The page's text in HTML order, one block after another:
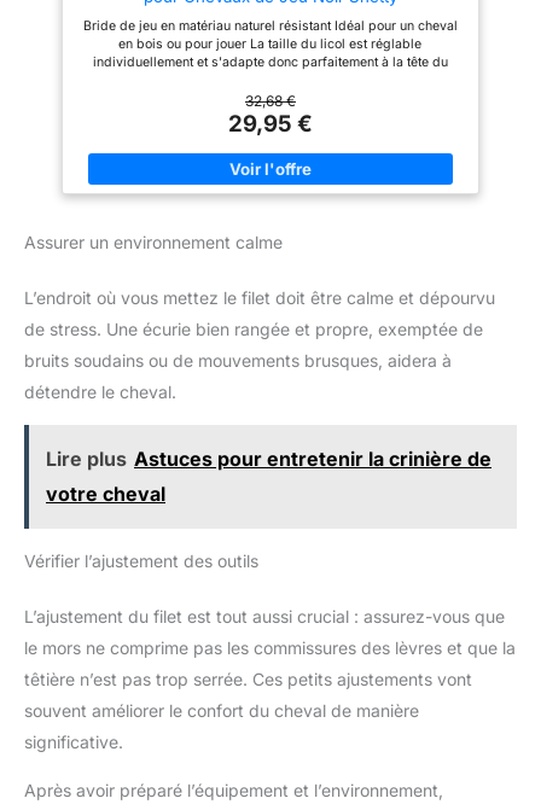
Bride de jeu en matériau naturel résistant Idéal pour un cheval
en bois ou pour jouer La taille du licol est réglable
individuellement et s'adapte donc parfaitement à la tête du
d'acheter. Les dimensions se trouvent dans la description du
produit. Le produit comprend également des rênes d'origine
qui sont fixées à deux anneaux qui doivent remplacer le
morceau. Sur le bandeau de la muserolle se trouvent de
charmants strass scintillants qui complètent merveilleusement
l'image.
32,68 €
29,95 €
Assurer un environnement calme
L’endroit où vous mettez le filet doit être calme et dépourvu
de stress. Une écurie bien rangée et propre, exemptée de
bruits soudains ou de mouvements brusques, aidera à
détendre le cheval.
Lire plus Astuces pour entretenir la crinière de
votre cheval
Vérifier l’ajustement des outils
L’ajustement du filet est tout aussi crucial : assurez-vous que
le mors ne comprime pas les commissures des lèvres et que la
têtière n’est pas trop serrée. Ces petits ajustements vont
souvent améliorer le confort du cheval de manière
significative.
Après avoir préparé l’équipement et l’environnement,